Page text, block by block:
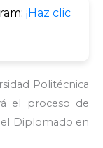
¡Haz clic
Politécnica
el proceso de
Diplomado en